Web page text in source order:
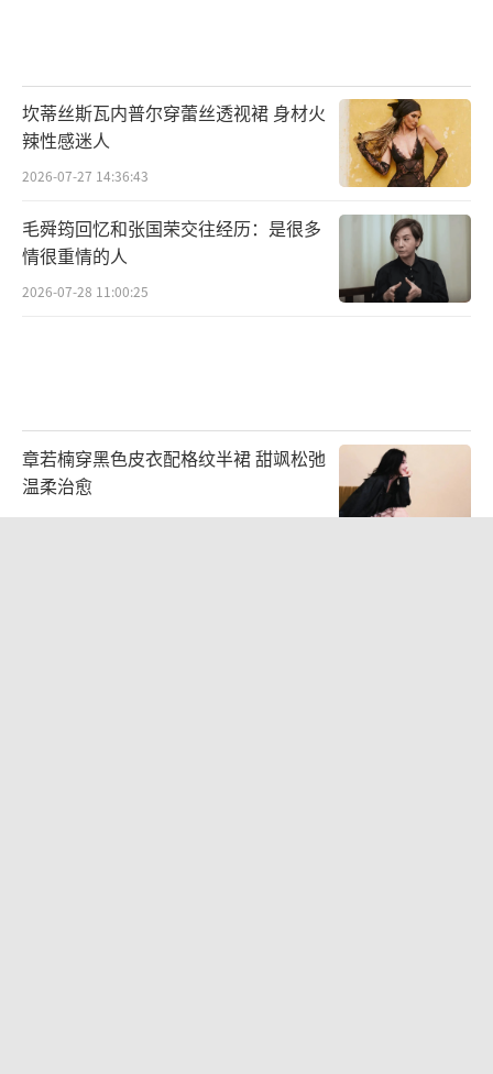
坎蒂丝斯瓦内普尔穿蕾丝透视裙 身材火
辣性感迷人
2026-07-27 14:36:43
毛舜筠回忆和张国荣交往经历：是很多
情很重情的人
2026-07-28 11:00:25
章若楠穿黑色皮衣配格纹半裙 甜飒松弛
温柔治愈
2026-08-05 11:42:53